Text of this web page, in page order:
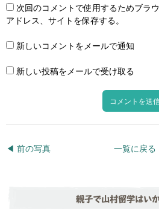
次回のコメントで使用するためブラ
アドレス、サイトを保存する。
新しいコメントをメールで通知
新しい投稿をメールで受け取る
◀︎ 前の写真 一覧に戻る
親子で山村留学はい